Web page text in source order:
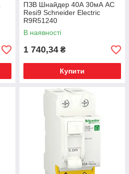
ПЗВ Шнайдер 40А 30мА AC
Resi9 Schneider Electric
R9R51240
В наявності
1 740,34 ₴
Купити